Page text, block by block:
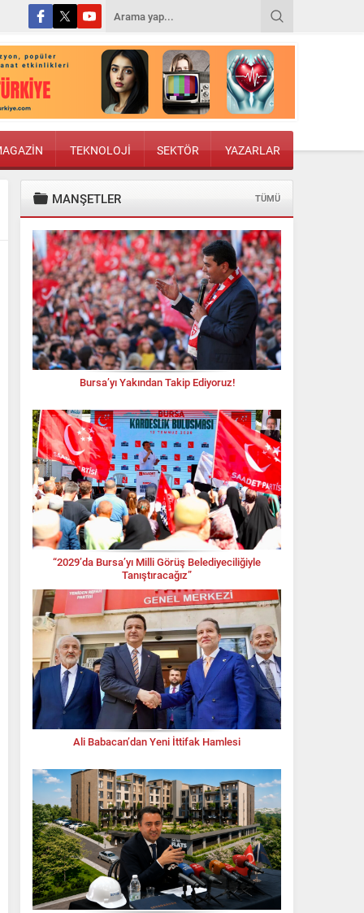
TEKNOLOJİ SEKTÖR YAZARLAR
MANŞETLER TÜMÜ
Bursa’yı Yakından Takip Ediyoruz!
“2029’da Bursa’yı Milli Görüş Belediyeciliğiyle
Tanıştıracağız”
Ali Babacan’dan Yeni İttifak Hamlesi